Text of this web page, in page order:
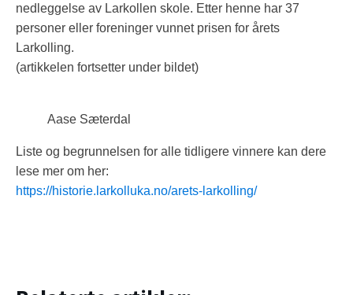
nedleggelse av Larkollen skole. Etter henne har 37
personer eller foreninger vunnet prisen for årets
Larkolling.
(artikkelen fortsetter under bildet)
Aase Sæterdal
Liste og begrunnelsen for alle tidligere vinnere kan dere
lese mer om her:
https://historie.larkolluka.no/arets-larkolling/